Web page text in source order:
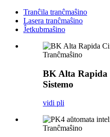
Tranĉila tranĉmaŝino
Lasera tranĉmaŝino
Ĵetkubmaŝino
Tranĉmaŝino
BK Alta Rapida
Sistemo
vidi pli
Tranĉmaŝino